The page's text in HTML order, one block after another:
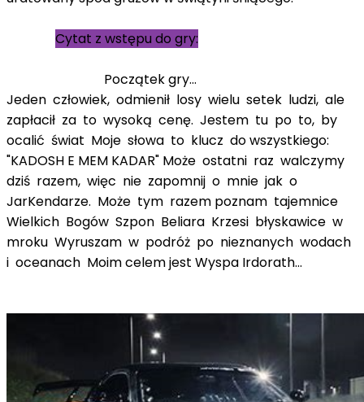
Cytat z wstępu do gry:
Początek gry...
Jeden człowiek, odmienił losy wielu setek ludzi, ale
zapłacił za to wysoką cenę. Jestem tu po to, by
ocalić świat Moje słowa to klucz do wszystkiego:
"KADOSH E MEM KADAR" Może ostatni raz walczymy
dziś razem, więc nie zapomnij o mnie jak o
JarKendarze. Może tym razem poznam tajemnice
Wielkich Bogów Szpon Beliara Krzesi błyskawice w
mroku Wyruszam w podróż po nieznanych wodach
i oceanach Moim celem jest Wyspa Irdorath...